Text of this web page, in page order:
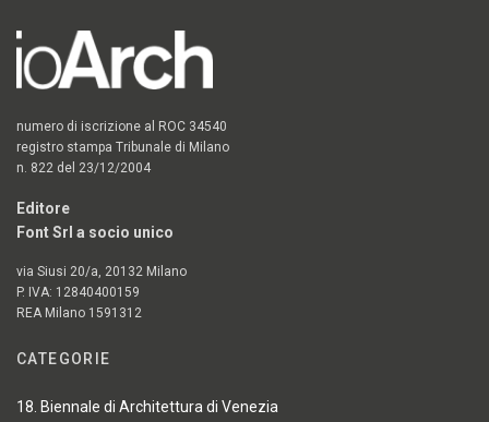
numero di iscrizione al ROC 34540
registro stampa Tribunale di Milano
n. 822 del 23/12/2004
Editore
Font Srl a socio unico
via Siusi 20/a, 20132 Milano
P. IVA: 12840400159
REA Milano 1591312
CATEGORIE
18. Biennale di Architettura di Venezia